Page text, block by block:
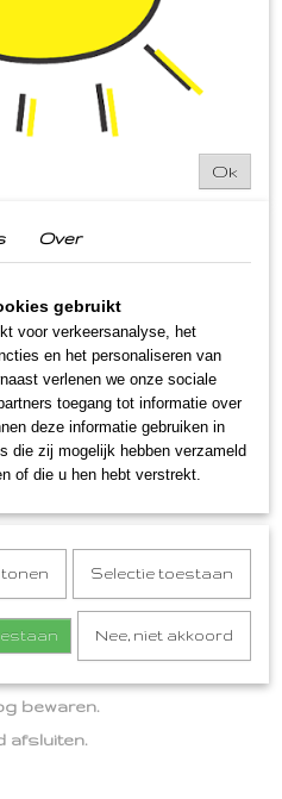
1 a 2 werkdagen
hebben de vorm van
lantaarnpaal,
bewaren.
afsluiten.
Ok
Over
gebruikt
voor verkeersanalyse, het
en het personaliseren van
verlenen we onze sociale
toegang tot informatie over
deze informatie gebruiken in
die zij mogelijk hebben verzameld
of die u hen hebt verstrekt.
tonen Selectie toestaan
Nee, niet akkoord